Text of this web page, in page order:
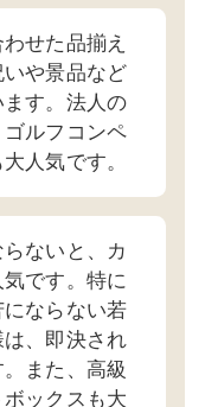
せた品揃え
や景品など
す。法人の
ルフコンペ
人気です。
ないと、カ
です。特に
ならない若
、即決され
また、高級
ックスも大